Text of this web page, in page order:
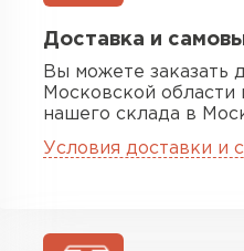
Доставка и
Вы можете заказать
Московской
нашего склада в
Условия доставки и